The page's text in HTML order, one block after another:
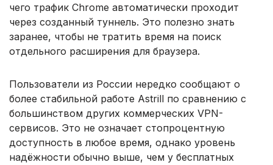
чего трафик Chrome автоматически проходит
через созданный туннель. Это полезно знать
заранее, чтобы не тратить время на поиск
отдельного расширения для браузера.
Пользователи из России нередко сообщают о
более стабильной работе Astrill по сравнению с
большинством других коммерческих VPN-
сервисов. Это не означает стопроцентную
доступность в любое время, однако уровень
надёжности обычно выше, чем у бесплатных